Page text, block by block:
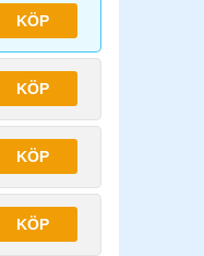
KÖP
KÖP
KÖP
KÖP